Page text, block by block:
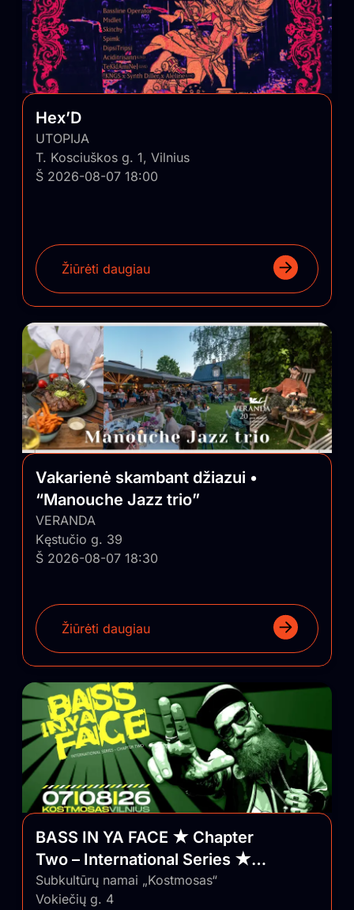
Hex’D
UTOPIJA
T. Kosciuškos g. 1, Vilnius
Š 2026-08-07 18:00
Žiūrėti daugiau
Vakarienė skambant džiazui •
“Manouche Jazz trio”
VERANDA
Kęstučio g. 39
Š 2026-08-07 18:30
Žiūrėti daugiau
BASS IN YA FACE ★ Chapter
Two – International Series ★
Vilnius/Lithuania
Subkultūrų namai „Kostmosas“
Vokiečių g. 4